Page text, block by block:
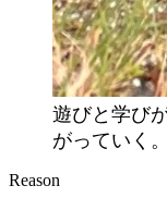
遊びと学び
がっていく。
Reason